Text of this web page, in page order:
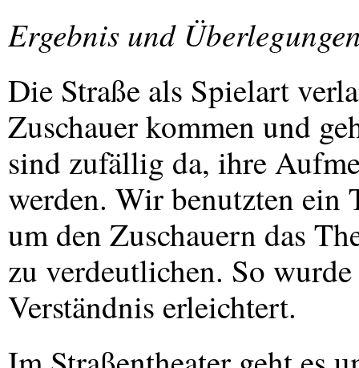
Ergebnis und
Die Straße als Spielart
Zuschauer kommen und
sind zufällig da, ihre
werden. Wir benutzten ein
um den Zuschauern das
zu verdeutlichen. So
Verständnis erleichtert.